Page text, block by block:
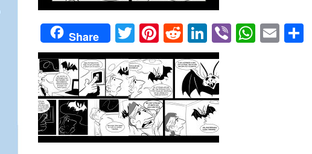
Share Twitter
Pinterest
RedditLinkedIn
Viber